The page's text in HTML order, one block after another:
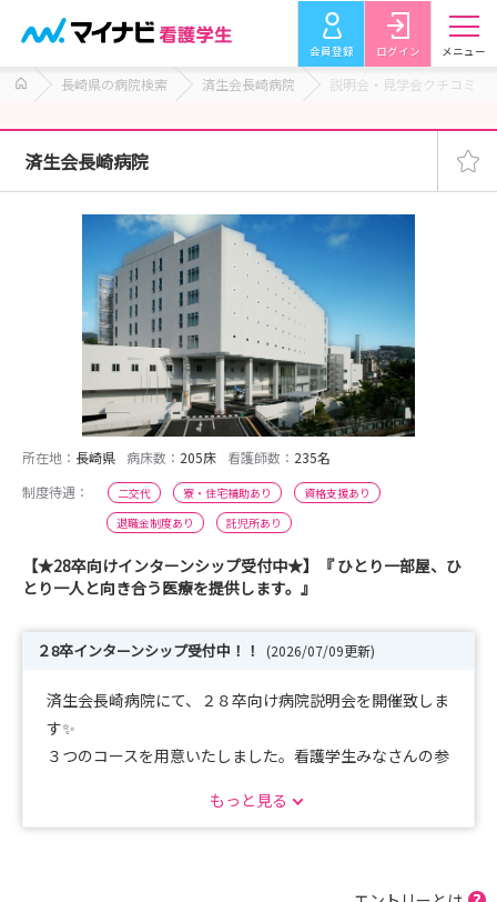
会員登録 ログイン メニュー
長崎県の病院検索 済生会長崎病院 説明会・見学会クチコミ
済生会長崎病院
所在地： 長崎県 病床数： 205床 看護師数： 235名
制度待遇：
二交代 寮・住宅補助あり
資格支援あり
退職金制度あり
託児所あり
【★28卒向けインターンシップ受付中★】『 ひとり一部屋、ひ
とり一人と向き合う医療を提供します。』
２8卒インターンシップ受付中！！ (2026/07/09更新)
済生会長崎病院にて、２８卒向け病院説明会を開催致しま
す✨
３つのコースを用意いたしました。看護学生みなさんの参
【Cコ ース】病院見学 ＋ 院内見学 ＋ 先輩看護師
もっと見る